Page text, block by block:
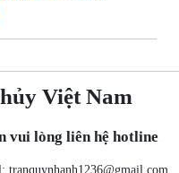
Việt Nam
vui lòng liên hệ hotline
tranquynhanh1236@gmail.com